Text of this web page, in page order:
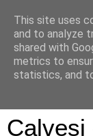
Calvesi
This site uses
and to analyze
shared with
metrics to
statistics, and